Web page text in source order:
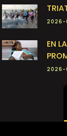
2026-
EN
2026-